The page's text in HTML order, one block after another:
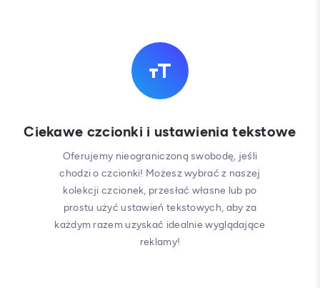
Ciekawe czcionki i ustawienia tekstowe
Oferujemy nieograniczoną swobodę, jeśli
chodzi o czcionki! Możesz wybrać z naszej
kolekcji czcionek, przesłać własne lub po
prostu użyć ustawień tekstowych, aby za
każdym razem uzyskać idealnie wyglądające
reklamy!